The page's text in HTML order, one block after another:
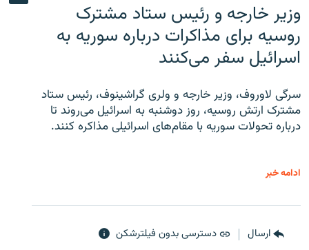
وزیر خارجه و رئیس‌ ستاد مشترک
روسیه برای مذاکرات درباره سوریه به
اسرائیل سفر می‌کنند
سرگی لاوروف، وزیر خارجه و ولری گراشینوف، رئیس ستاد
مشترک ارتش روسیه، روز دوشنبه به اسرائیل می‌روند تا
درباره تحولات سوریه با مقام‌های اسرائیلی مذاکره کنند.
ادامه خبر
ارسال دسترسی بدون فیلترشکن